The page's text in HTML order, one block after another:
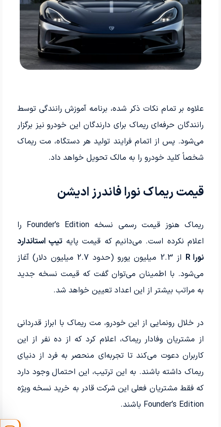
علاوه بر تمام نکات ذکر شده، برنامه آموزش رانندگی توسط
رانندگان حرفه‌ای ریماک برای دارندگان این خودرو نیز برگزار
می‌شود. پس از اتمام فرایند تولید هر دستگاه، مت ریماک
شخصاً کلید خودرو را به مالک تحویل خواهد داد.
قیمت ریماک نورا فاندرز ادیشن
ریماک هنوز قیمت رسمی نسخه Founder’s Edition را
اعلام نکرده است. می‌دانیم که قیمت پایه تیپ استاندارد
نورا R
از 2.3 میلیون یورو (حدود 2.7 میلیون دلار) آغاز
می‌شود. با اطمینان می‌توان گفت که قیمت نسخه جدید
به مراتب بیشتر از این اعداد تعیین خواهد شد.
در خلال رونمایی از این خودرو، مت ریماک با ابراز قدردانی
از مشتریان وفادار ریماک، اعلام کرد که از ده نفر از این
کاربران دعوت می‌کند تا تجربه‌ای منحصر به فرد از دنیای
ریماک داشته باشند. به این ترتیب، این احتمال وجود دارد
که فقط مشتریان فعلی این شرکت قادر به خرید نسخه ویژه
Founder’s Edition باشند.